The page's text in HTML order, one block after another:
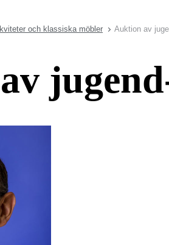
och klassiska möbler Auktion av